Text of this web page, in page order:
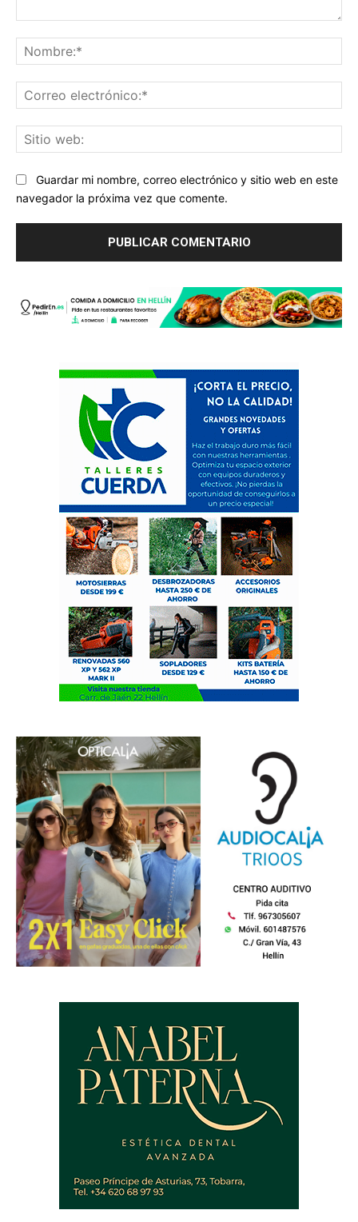
Guardar mi nombre, correo electrónico y sitio web en este
navegador la próxima vez que comente.